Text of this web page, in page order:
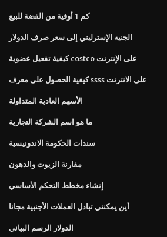
كم 1 أوقية من الفضة للبيع
الجنيه الإسترليني إلى سعر صرف الدولار
كيفية تفعيل عضوية costco على الإنترنت
كيفية الحصول على معرف ssss على الانترنت
الأسهم العادية المتداولة
ما هو اسم الشركة التجارية
سندات الحكومة الاندونيسية
مقارنة الزيوت والدهون
إنشاء مخطط التحكم الأساسي
أين يمكنني تبادل العملات الأجنبية مجانا
الدولار الرسم البياني